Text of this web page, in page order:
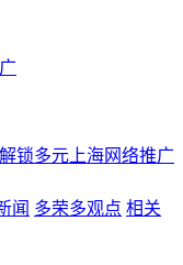
解锁多元上海网络推广
闻 多荣多观点 相关